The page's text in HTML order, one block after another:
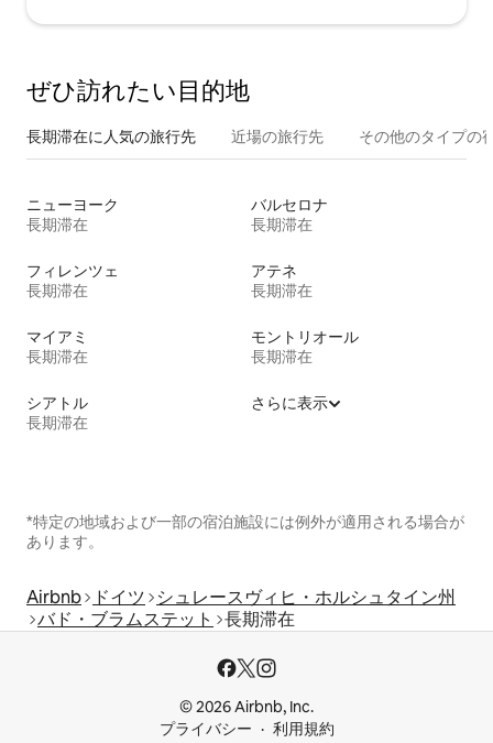
ぜひ訪⁠れ⁠た⁠い目⁠的⁠地
長期滞在に人気の旅行先 近場の旅行先 その他のタ⁠イ⁠プ⁠の
ニューヨーク
長期滞在
バルセロナ
長期滞在
フィレンツェ
長期滞在
アテネ
長期滞在
マイアミ
長期滞在
モントリオール
長期滞在
シアトル
長期滞在
さらに表示
*特定の地域および一部の宿泊施設には例外が適用される場合が
あります。
Airbnb ドイツ
シュレースヴィヒ・ホルシュタイン州
バド・ブラムステット
長期滞在
© 2026 Airbnb, Inc.
プライバシー
利用規約